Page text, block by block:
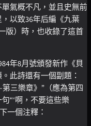
氣概不凡，並且史無前
以致36年后編《九葉
版）時，也收錄了這首
年8月號頒發新作《貝
此詩還有一個副題：
三樂章》”（應為第四
“‘啊，不要這些樂
一個注釋：